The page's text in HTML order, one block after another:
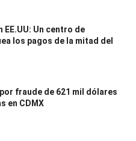
Un centro de
los pagos de la mitad del
fraude de 621 mil dólares
en CDMX